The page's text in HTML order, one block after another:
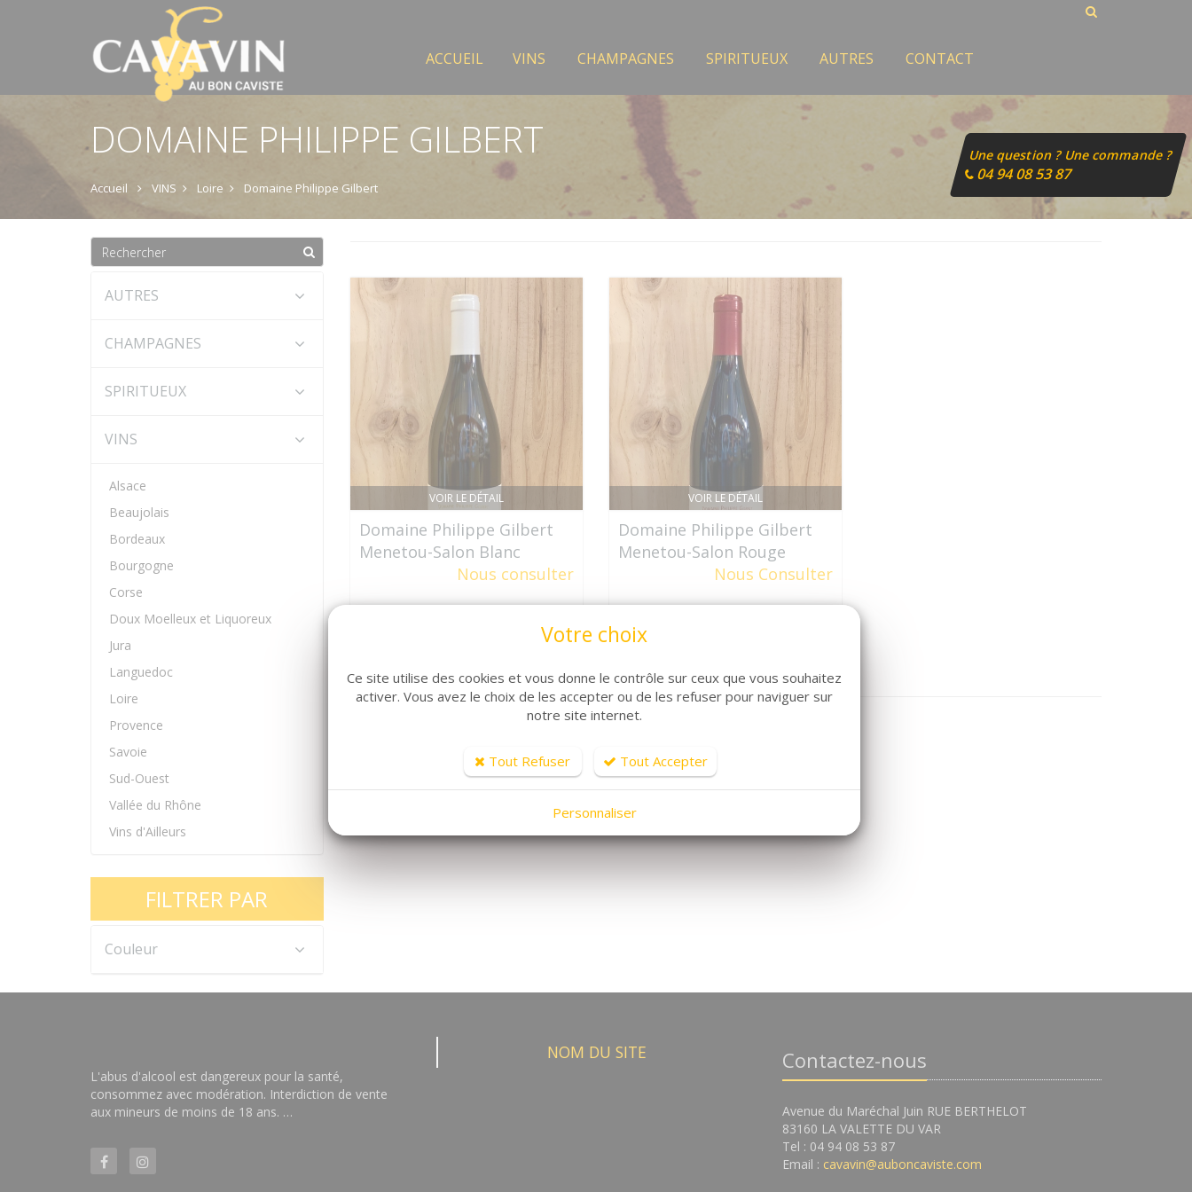
ACCUEIL VINS CHAMPAGNES SPIRITUEUX AUTRES CONTACT
DOMAINE PHILIPPE GILBERT
Accueil VINS Loire Domaine Philippe Gilbert
AUTRES
CHAMPAGNES
SPIRITUEUX
VINS
Alsace
Beaujolais
Bordeaux
Bourgogne
Corse
Doux Moelleux et Liquoreux
Jura
Languedoc
Loire
Provence
Savoie
Sud-Ouest
Vallée du Rhône
Vins d'Ailleurs
FILTRER PAR
Couleur
VOIR LE DÉTAIL
Domaine Philippe Gilbert
Menetou-Salon Blanc
Nous consulter
VOIR LE DÉTAIL
Domaine Philippe Gilbert
Menetou-Salon Rouge
Nous Consulter
L'abus d'alcool est dangereux pour la santé,
consommez avec modération. Interdiction de vente
aux mineurs de moins de 18 ans. …
NOM DU SITE Contactez-nous
Avenue du Maréchal Juin RUE BERTHELOT
83160 LA VALETTE DU VAR
Tel : 04 94 08 53 87
Email : cavavin@auboncaviste.com
Une question ? Une commande ?
04 94 08 53 87
Votre choix
Ce site utilise des cookies et vous donne le contrôle sur ceux que vous souhaitez
activer. Vous avez le choix de les accepter ou de les refuser pour naviguer sur
notre site internet.
Tout Refuser Tout Accepter
Personnaliser